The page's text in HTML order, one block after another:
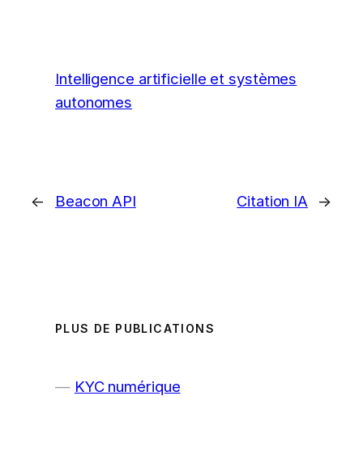
Intelligence artificielle et systèmes
autonomes
← Beacon API Citation IA →
PLUS DE PUBLICATIONS
KYC numérique